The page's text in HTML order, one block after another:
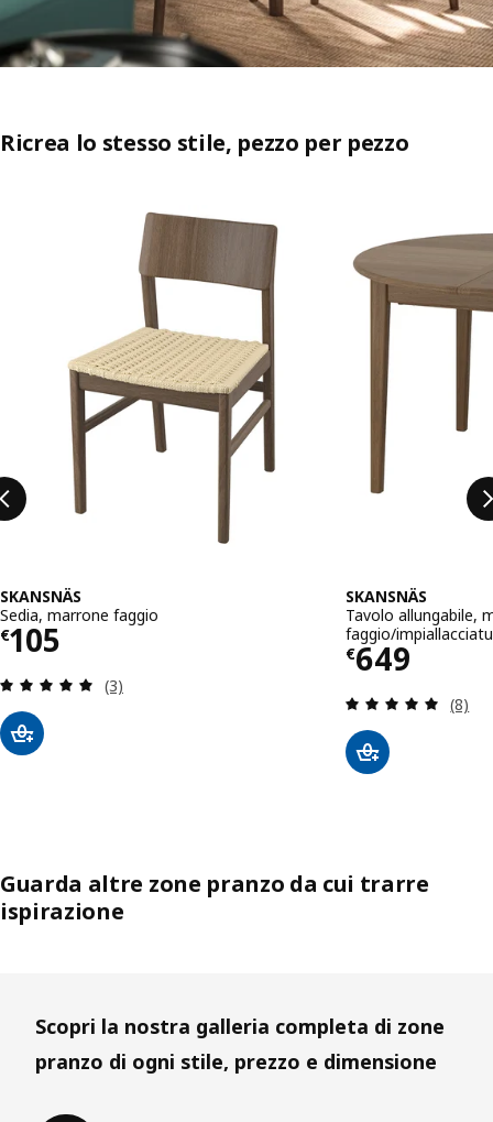
Ricrea lo stesso stile, pezzo per pezzo
SKANSNÄS
Sedia, marrone faggio
€105
Prezzo € 105
Recensione: 5 fuori da 5 stelle. Totale
(3)
SKANSNÄS
Tavolo allungabile,
faggio/
€649
Prezzo €
(8)
Guarda altre zone pranzo da cui trarre
ispirazione
Scopri la nostra galleria completa di zone
pranzo di ogni stile, prezzo e dimensione